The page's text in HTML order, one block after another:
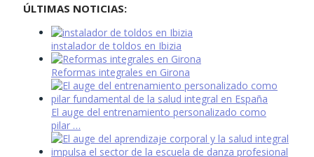
ÚLTIMAS NOTICIAS:
instalador de toldos en Ibizia
Reformas integrales en Girona
El auge del entrenamiento personalizado como
pilar …